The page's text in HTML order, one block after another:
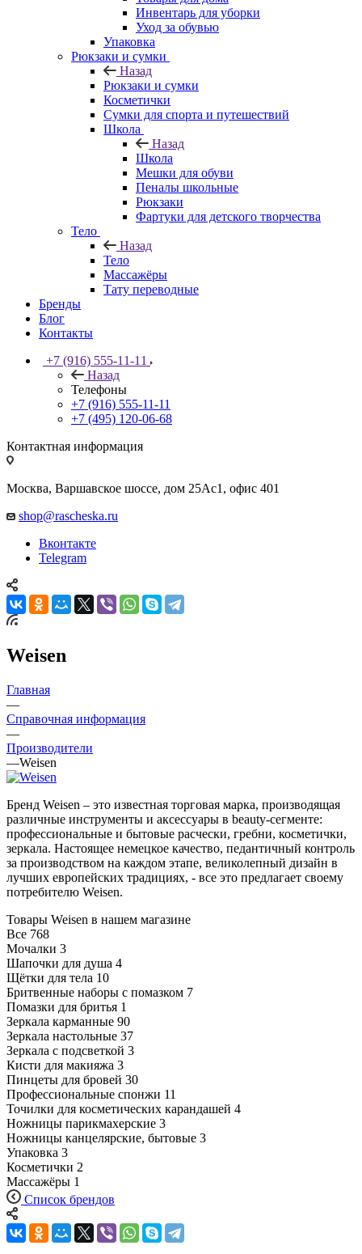
Инвентарь для уборки
Уход за обувью
Упаковка
Рюкзаки и сумки
Назад
Рюкзаки и сумки
Косметички
Сумки для спорта и путешествий
Школа
Назад
Школа
Мешки для обуви
Пеналы школьные
Рюкзаки
Фартуки для детского творчества
Тело
Назад
Тело
Массажёры
Тату переводные
Бренды
Блог
Контакты
+7 (916) 555-11-11
Назад
Телефоны
+7 (916) 555-11-11
+7 (495) 120-06-68
Контактная информация
Москва, Варшавское шоссе, дом 25Аc1, офис 401
shop@rascheska.ru
Вконтакте
Telegram
Weisen
Главная
—
Справочная информация
—
Производители
—Weisen
Бренд Weisen – это известная торговая марка, производящая
различные инструменты и аксессуары в beauty-сегменте:
профессиональные и бытовые расчески, гребни, косметички,
зеркала. Настоящее немецкое качество, педантичный контроль
за производством на каждом этапе, великолепный дизайн в
лучших европейских традициях, - все это предлагает своему
потребителю Weisen.
Товары Weisen в нашем магазине
Все 768
Мочалки 3
Шапочки для душа 4
Щётки для тела 10
Бритвенные наборы с помазком 7
Помазки для бритья 1
Зеркала карманные 90
Зеркала настольные 37
Зеркала с подсветкой 3
Кисти для макияжа 3
Пинцеты для бровей 30
Профессиональные спонжи 11
Точилки для косметических карандашей 4
Ножницы парикмахерские 3
Ножницы канцелярские, бытовые 3
Упаковка 3
Косметички 2
Массажёры 1
Список брендов